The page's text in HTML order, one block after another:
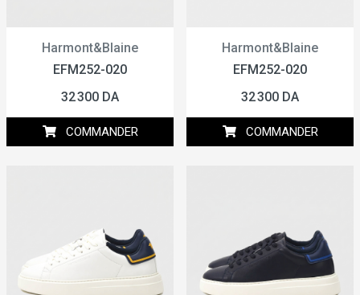
Harmont&Blaine
EFM252-020
32 300 DA
COMMANDER
Harmont&Blaine
EFM252-020
32 300 DA
COMMANDER